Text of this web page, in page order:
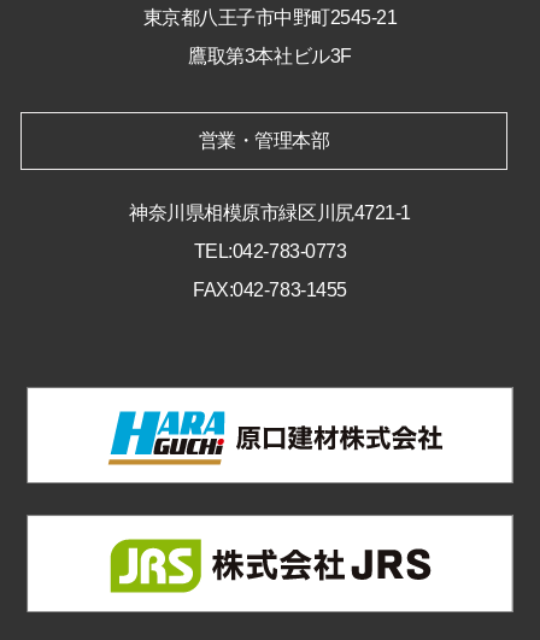
東京都八王子市中野町2545-21
鷹取第3本社ビル3F
営業・管理本部
神奈川県相模原市緑区川尻4721-1
TEL:042-783-0773
FAX:042-783-1455